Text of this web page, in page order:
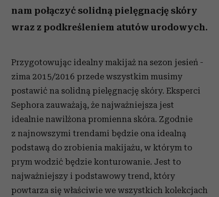
nam połączyć solidną pielęgnację skóry
wraz z podkreśleniem atutów urodowych.
Przygotowując idealny makijaż na sezon jesień -
zima 2015/2016 przede wszystkim musimy
postawić na solidną pielęgnację skóry. Eksperci
Sephora zauważają, że najważniejsza jest
idealnie nawilżona promienna skóra. Zgodnie
z najnowszymi trendami będzie ona idealną
podstawą do zrobienia makijażu, w którym to
prym wodzić będzie konturowanie. Jest to
najważniejszy i podstawowy trend, który
powtarza się właściwie we wszystkich kolekcjach